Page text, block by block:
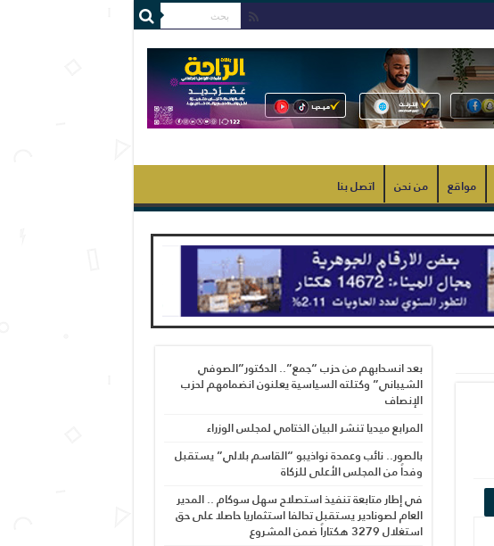
مواقع من نحن اتصل بنا
بعد انسحابهم من حزب “جمع”.. الدكتور”الصوفي
الشيباني” وكتلته السياسية يعلنون انضمامهم لحزب
الإنصاف
المرابع ميديا تنشر البيان الختامي لمجلس الوزراء
بالصور.. نائب وعمدة نواذيبو “القاسم بلالي” يستقبل
وفداً من المجلس الأعلى للزكاة
في إطار متابعة تنفيذ استصلاح سهل سوكام .. المدير
العام لصونادير يستقبل تحالفا استثماريا حاصلا على حق
استغلال 3279 هكتاراً ضمن المشروع